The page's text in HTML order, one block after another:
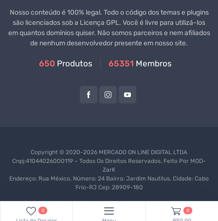
Nosso conteúdo é 100% legal. Todo o código dos temas e plugins
são licenciados sob a Licença GPL. Você é livre para utilizá-los
em quantos domínios quiser. Não somos parceiros e nem afiliados
de nenhum desenvolvedor presente em nosso site.
650 Produtos 65351 Membros
Copyright © 2020-2026 MERCADO ON LINE DIGITAL LTDA
Cnpj:41044026000119 – Todos Os Direitos Reservados. Feito Por MOD-
ZarK
Endereço: Rua México, Número: 24 Bairro: Jardim Nautilus, Cidade: Cabo
Frio-RJ Cep: 28909-180
0 0